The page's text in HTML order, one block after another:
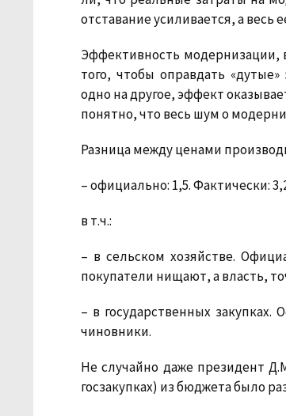
отставание усиливается, а весь
Эффективность модернизации,
того, чтобы оправдать
одно на другое, эффект
понятно, что весь шум о
Разница между ценами
– официально: 1,5. Фактически:
в т.ч.:
– в сельском хозяйстве.
покупатели нищают, а власть,
– в государственных
чиновники.
Не случайно даже президент
госзакупках) из бюджета было